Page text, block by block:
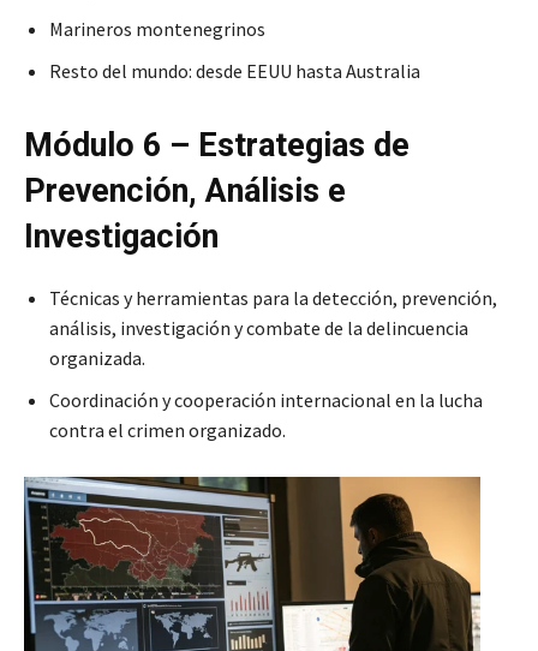
Marineros montenegrinos
Resto del mundo: desde EEUU hasta Australia
Módulo 6 – Estrategias de
Prevención, Análisis e
Investigación
Técnicas y herramientas para la detección, prevención,
análisis, investigación y combate de la delincuencia
organizada.
Coordinación y cooperación internacional en la lucha
contra el crimen organizado.